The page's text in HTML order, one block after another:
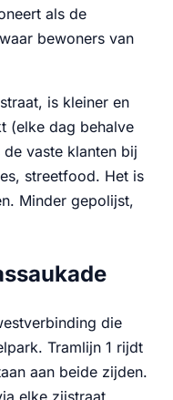
als de
bewoners van
is kleiner en
(elke dag behalve
vaste klanten bij
streetfood. Het is
Minder gepolijst,
die
Tramlijn 1 rijdt
aan beide zijden.